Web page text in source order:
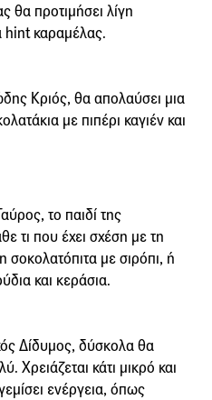
θα προτιμήσει λίγη
hint καραμέλας.
Κριός, θα απολαύσει μια
με πιπέρι καγιέν και
το παιδί της
τι που έχει σχέση με τη
με σιρόπι, ή
και κεράσια.
Δίδυμος, δύσκολα θα
Χρειάζεται κάτι μικρό και
ενέργεια, όπως